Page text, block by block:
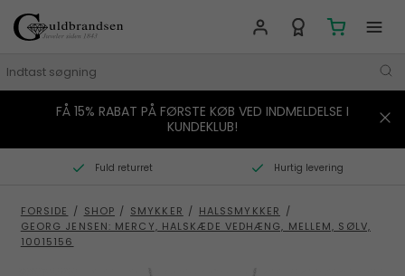
MÆRKER
SMYKKER
BOLIG
FÅ 15% RABAT PÅ FØRSTE KØB VED INDMELDELSE I
KUNDEKLUB!
Fuld returret Hurtig levering
FORSIDE / SHOP / SMYKKER / HALSSMYKKER /
GEORG JENSEN: MERCY, HALSKÆDE VEDHÆNG, MELLEM, SØLV,
10015156